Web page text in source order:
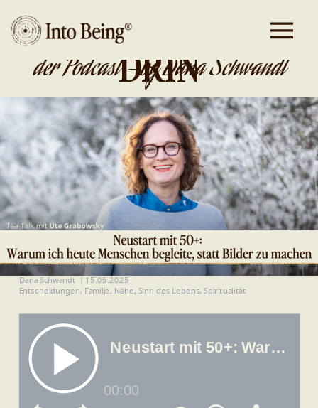
DA IST GOLD
DRIN
der Podcast - by Dana Schwandt
Dana Schwandt
15.05.2025
Entscheidungen, Familie, Nähe, Sinn des Lebens, Spiritualität